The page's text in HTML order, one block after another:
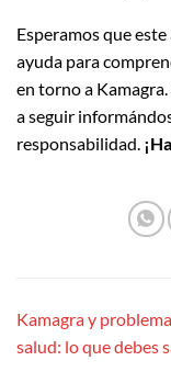
Esperamos que
ayuda para
en torno a
a seguir
responsabilidad.
Kamagra y
salud: lo que debes